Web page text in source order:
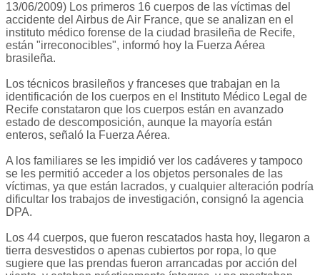
13/06/2009) Los primeros 16 cuerpos de las víctimas del
accidente del Airbus de Air France, que se analizan en el
instituto médico forense de la ciudad brasileña de Recife,
están "irreconocibles", informó hoy la Fuerza Aérea
brasileña.
Los técnicos brasileños y franceses que trabajan en la
identificación de los cuerpos en el Instituto Médico Legal de
Recife constataron que los cuerpos están en avanzado
estado de descomposición, aunque la mayoría están
enteros, señaló la Fuerza Aérea.
A los familiares se les impidió ver los cadáveres y tampoco
se les permitió acceder a los objetos personales de las
víctimas, ya que están lacrados, y cualquier alteración podría
dificultar los trabajos de investigación, consignó la agencia
DPA.
Los 44 cuerpos, que fueron rescatados hasta hoy, llegaron a
tierra desvestidos o apenas cubiertos por ropa, lo que
sugiere que las prendas fueron arrancadas por acción del